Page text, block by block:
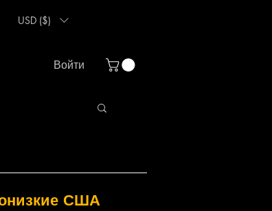
USD ($)
Войти
низкие США